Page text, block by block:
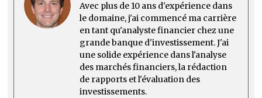
Avec plus de 10 ans d'expérience dans
le domaine, j'ai commencé ma carrière
en tant qu'analyste financier chez une
grande banque d'investissement. J'ai
une solide expérience dans l'analyse
des marchés financiers, la rédaction
de rapports et l'évaluation des
investissements.